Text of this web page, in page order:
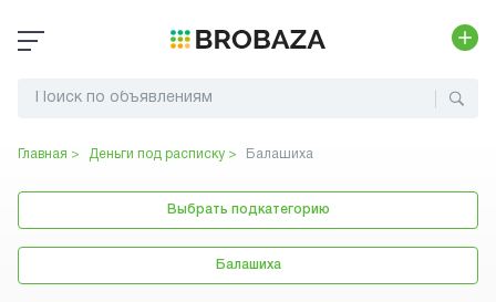
Главная > Деньги под расписку > Балашиха
Выбрать подкатегорию
Балашиха